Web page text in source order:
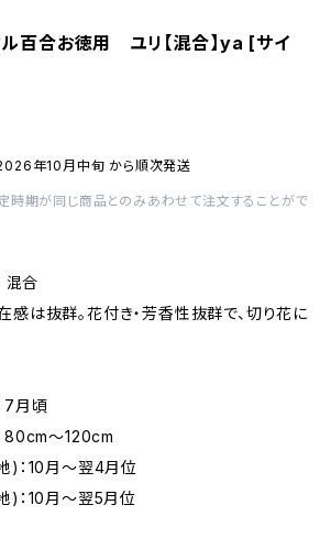
百合お徳用 ユリ【混合】ya [サイ
年10月中旬 から順次発送
時期が同じ商品とのみあわせて注文することがで
混合
感は抜群。花付き・芳香性抜群で、切り花に
頃
～120cm
：10月～翌4月位
：10月～翌5月位